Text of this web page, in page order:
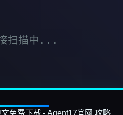
扫描中...
免费下载 - Agent17官网 攻略